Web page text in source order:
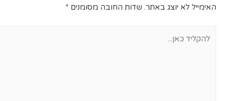
האימייל לא יוצג באתר. שדות החובה מסומנים *